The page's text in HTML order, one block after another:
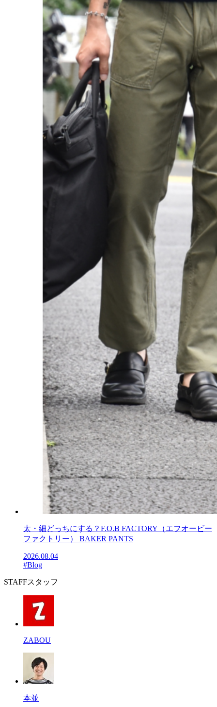
太・細どっちにする？F.O.B FACTORY（エフオービー
ファクトリー） BAKER PANTS
2026.08.04
#Blog
STAFFスタッフ
ZABOU
本並